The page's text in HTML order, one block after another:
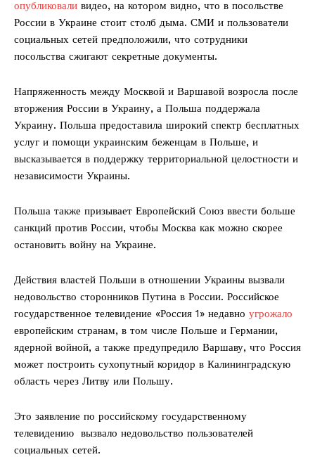
опубликовали видео, на котором видно, что в посольстве
России в Украине стоит столб дыма. СМИ и пользователи
социальных сетей предположили, что сотрудники
посольства сжигают секретные документы.
Напряженность между Москвой и Варшавой возросла после
вторжения России в Украину, а Польша поддержала
Украину. Польша предоставила широкий спектр бесплатных
услуг и помощи украинским беженцам в Польше, и
высказывается в поддержку территориальной целостности и
независимости Украины.
Польша также призывает Европейский Союз ввести больше
санкций против России, чтобы Москва как можно скорее
остановить войну на Украине.
Действия властей Польши в отношении Украины вызвали
недовольство сторонников Путина в России. Российское
государственное телевидение «Россия 1» недавно угрожало
европейским странам, в том числе Польше и Германии,
ядерной войной, а также предупредило Варшаву, что Россия
может построить сухопутный коридор в Калининградскую
область через Литву или Польшу.
Это заявление по российскому государственному
телевидению вызвало недовольство пользователей
социальных сетей.